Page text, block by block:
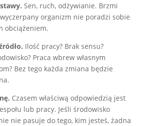
Sen, ruch, odżywianie. Brzmi
organizm nie poradzi sobie
obciążeniem.
Ilość pracy? Brak sensu?
Praca wbrew własnym
Bez tego każda zmiana będzie
Czasem właściwą odpowiedzią jest
lub pracy. Jeśli środowisko
nie pasuje do tego, kim jesteś, żadna